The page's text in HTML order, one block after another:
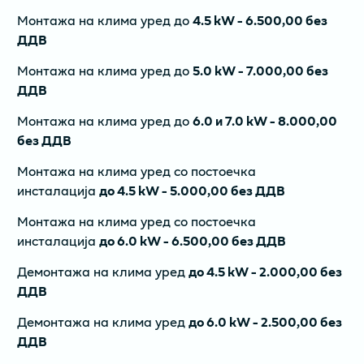
Монтажа на клима уред до4.5 kW - 6.500,00 без
ДДВ
Монтажа на клима уред до5.0 kW - 7.000,00 без
ДДВ
Монтажа на клима уред до6.0 и 7.0 kW - 8.000,00
без ДДВ
Монтажа на клима уред со постоечка
инсталација до 4.5 kW - 5.000,00 без ДДВ
Монтажа на клима уред со постоечка
инсталација до 6.0 kW - 6.500,00 без ДДВ
Демонтажа на клима уреддо 4.5 kW - 2.000,00 без
ДДВ
Демонтажа на клима уреддо 6.0 kW - 2.500,00 без
ДДВ